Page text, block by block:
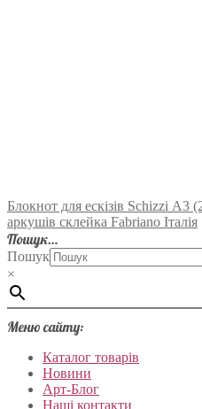
Блокнот для ескізів Schizzi А3
аркушів склейка Fabriano Італія
Пошук…
Пошук
×
Меню сайту:
Каталог товарів
Новини
Арт-Блог
Наші контакти